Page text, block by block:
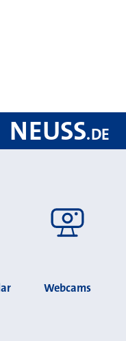
NEUSS.DE
Webcams